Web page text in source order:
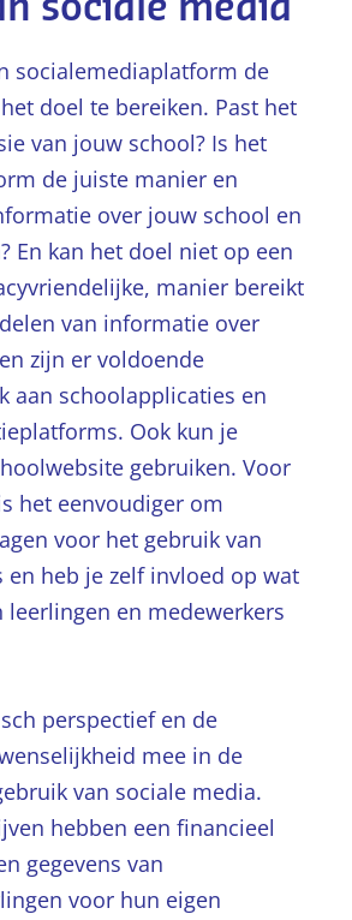
socialemediaplatform de
doel te bereiken. Past het
van jouw school? Is het
de juiste manier en
over jouw school en
En kan het doel niet op een
manier bereikt
van informatie over
zijn er voldoende
aan schoolapplicaties en
Ook kun je
gebruiken. Voor
het eenvoudiger om
voor het gebruik van
en heb je zelf invloed op wat
leerlingen en medewerkers
perspectief en de
mee in de
van sociale media.
hebben een financieel
gegevens van
voor hun eigen